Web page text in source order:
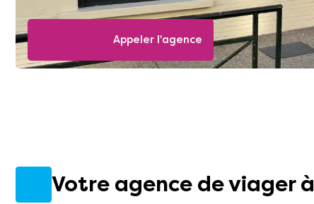
Appeler l'agence
Votre agence de viager à